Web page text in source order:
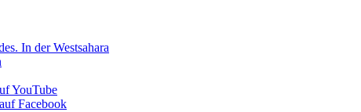
In der Westsahara
YouTube
Facebook